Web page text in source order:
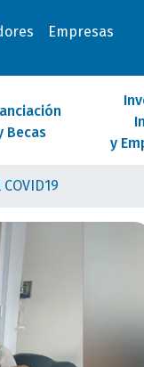
Empresas
Becas
y